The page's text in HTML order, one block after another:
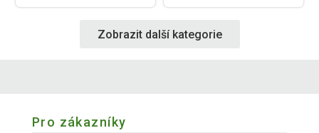
Zobrazit další kategorie
Pro zákazníky